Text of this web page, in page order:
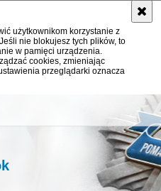
użytkownikom korzystanie z
nie blokujesz tych plików, to
w pamięci urządzenia.
cookies, zmieniając
przeglądarki oznacza